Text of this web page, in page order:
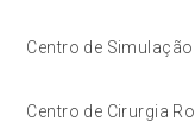
Centro de
Centro de Cirurgia